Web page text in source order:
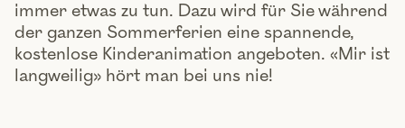
immer etwas zu tun. Dazu wird für Sie während
der ganzen Sommerferien eine spannende,
kostenlose Kinderanimation angeboten. «Mir ist
langweilig» hört man bei uns nie!